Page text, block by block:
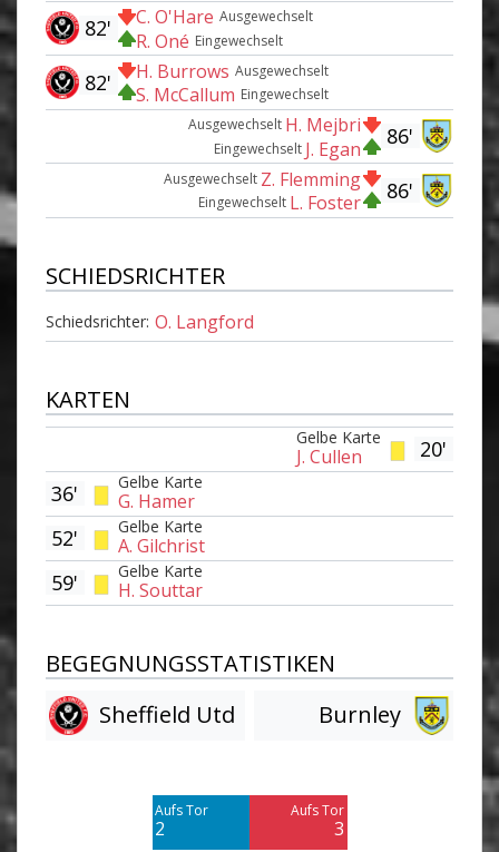
Ausgewechselt
C. O'Hare
Eingewechselt
R. Oné
82'
Ausgewechselt
H. Burrows
Eingewechselt
S. McCallum
82'
86'
Ausgewechselt H. Mejbri
Eingewechselt J. Egan
86'
Ausgewechselt Z. Flemming
Eingewechselt L. Foster
SCHIEDSRICHTER
Schiedsrichter: O. Langford
KARTEN
20'
Gelbe Karte
J. Cullen
Gelbe Karte
G. Hamer
36'
Gelbe Karte
A. Gilchrist
52'
Gelbe Karte
H. Souttar
59'
BEGEGNUNGSSTATISTIKEN
Sheffield Utd
Burnley
Aufs Tor
2
Aufs Tor
3